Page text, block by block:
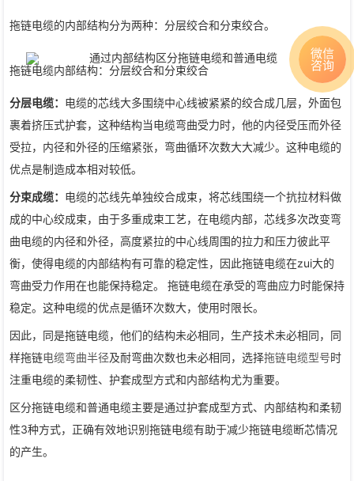
拖链电缆的内部结构分为两种：分层绞合和分束绞合。
拖链电缆内部结构：分层绞合和分束绞合
分层电缆： 电缆的芯线大多围绕中心线被紧紧的绞合成几层，外面包
裹着挤压式护套，这种结构当电缆弯曲受力时，他的内径受压而外径
受拉，内径和外径的压缩紧张，弯曲循环次数大大减少。这种电缆的
优点是制造成本相对较低。
分束成缆： 电缆的芯线先单独绞合成束，将芯线围绕一个抗拉材料做
成的中心绞成束，由于多重成束工艺，在电缆内部，芯线多次改变弯
曲电缆的内径和外径，高度紧拉的中心线周围的拉力和压力彼此平
衡，使得电缆的内部结构有可靠的稳定性，因此拖链电缆在zui大的
弯曲受力作用在也能保持稳定。 拖链电缆在承受的弯曲应力时能保持
稳定。这种电缆的优点是循环次数大，使用时限长。
因此，同是拖链电缆，他们的结构未必相同，生产技术未必相同，同
样拖链电缆弯曲半径及耐弯曲次数也未必相同，选择拖链电缆型号时
注重电缆的柔韧性、护套成型方式和内部结构尤为重要。
区分拖链电缆和普通电缆主要是通过护套成型方式、内部结构和柔韧
性3种方式，正确有效地识别拖链电缆有助于减少拖链电缆断芯情况
的产生。
微信
咨询